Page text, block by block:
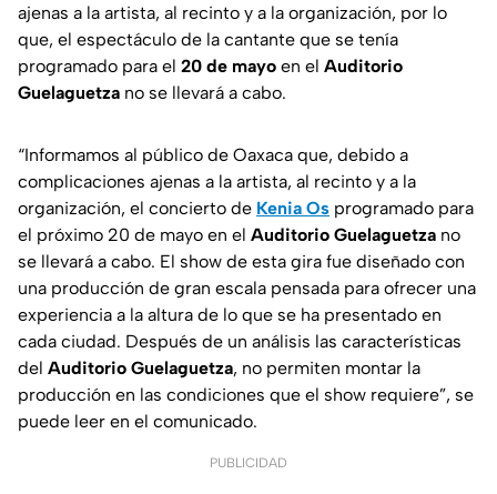
ajenas a la artista, al recinto y a la organización, por lo
que, el espectáculo de la cantante que se tenía
programado para el 20 de mayo en el Auditorio
Guelaguetza no se llevará a cabo.
“Informamos al público de Oaxaca que, debido a
complicaciones ajenas a la artista, al recinto y a la
organización, el concierto de Kenia Os programado para
el próximo 20 de mayo en el Auditorio Guelaguetza no
se llevará a cabo. El show de esta gira fue diseñado con
una producción de gran escala pensada para ofrecer una
experiencia a la altura de lo que se ha presentado en
cada ciudad. Después de un análisis las características
del Auditorio Guelaguetza, no permiten montar la
producción en las condiciones que el show requiere”, se
puede leer en el comunicado.
PUBLICIDAD